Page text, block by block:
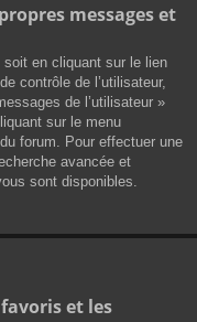
messages et
en cliquant sur le lien
contrôle de l’utilisateur,
de l’utilisateur »
sur le menu
forum. Pour effectuer une
avancée et
sont disponibles.
et les